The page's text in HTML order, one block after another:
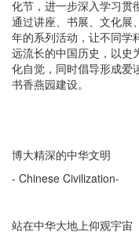
化节，进一步深入学习贯
通过讲座、书展、文化展
年的系列活动，让不同学
远流长的中国历史，以史
化自觉，同时倡导形成爱
书香燕园建设。
博大精深的中华文明
- Chinese Civilization-
站在中华大地上仰观宇宙